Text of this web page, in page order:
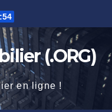
(.ORG)
en ligne !